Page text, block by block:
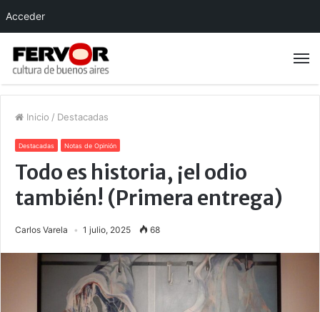
Inicio / Destacadas
Destacadas Notas de Opinión
Todo es historia, ¡el odio
también! (Primera entrega)
Carlos Varela 1 julio, 2025 68
Acceder